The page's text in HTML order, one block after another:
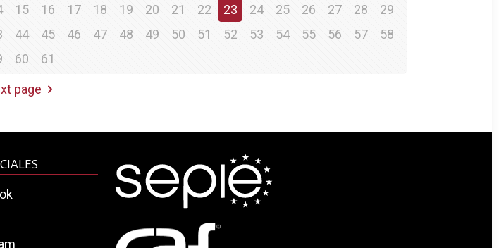
15 16 17 18 19 20 21 22 23 24 25 26 27 28
29
44 45 46 47 48 49 50 51 52 53 54 55 56 57
58
60 61
page